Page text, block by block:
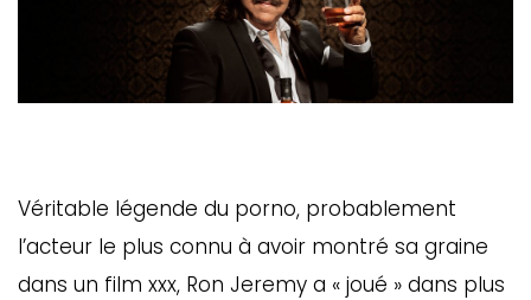
Véritable légende du porno, probablement
l’acteur le plus connu à avoir montré sa graine
dans un film xxx, Ron Jeremy a « joué » dans plus